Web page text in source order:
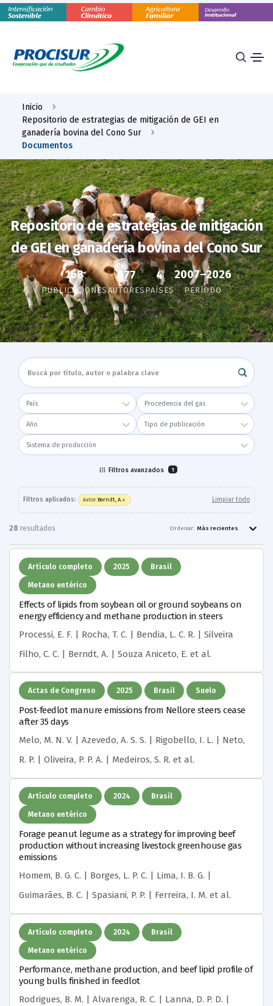
Inicio
Repositorio de estrategias de mitigación de GEI en
ganadería bovina del Cono Sur
Documentos
Repositorio de estrategias de mitigación
de GEI en ganadería bovina del Cono Sur
168
PUBLICACIONES
677
AUTORES
4
PAÍSES
2007–2026
PERÍODO
País Procedencia del gas
Año Tipo de publicación
Sistema de producción
Filtros avanzados 1
Filtros aplicados: Autor:Berndt, A.× Limpiar todo
28 resultados Ordenar: Más recientes
Artículo completo 2025 Brasil
Metano entérico
Effects of lipids from soybean oil or ground soybeans on
energy efficiency and methane production in steers
Processi, E. F. | Rocha, T. C. | Bendia, L. C. R. | Silveira
Filho, C. C. | Berndt, A. | Souza Aniceto, E. et al.
Actas de Congreso 2025 Brasil Suelo
Post-feedlot manure emissions from Nellore steers cease
after 35 days
Melo, M. N. V. | Azevedo, A. S. S. | Rigobello, I. L. | Neto,
R. P. | Oliveira, P. P. A. | Medeiros, S. R. et al.
Artículo completo 2024 Brasil
Metano entérico
Forage peanut legume as a strategy for improving beef
production without increasing livestock greenhouse gas
emissions
Homem, B. G. C. | Borges, L. P. C. | Lima, I. B. G. |
Guimarães, B. C. | Spasiani, P. P. | Ferreira, I. M. et al.
Artículo completo 2024 Brasil
Metano entérico
Performance, methane production, and beef lipid profile of
young bulls finished in feedlot
Rodrigues, B. M. | Alvarenga, R. C. | Lanna, D. P. D. |